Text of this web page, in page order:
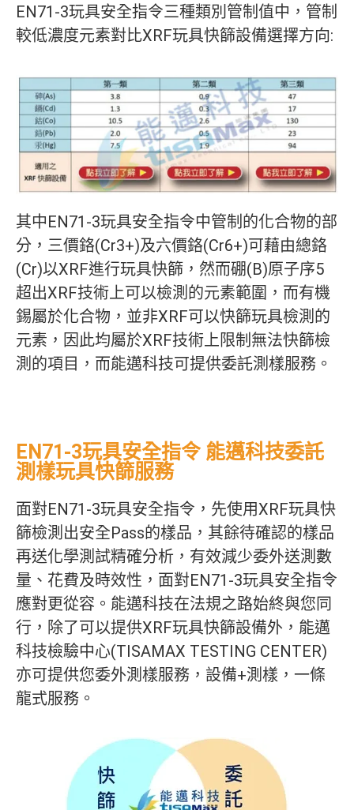
EN71-3玩具安全指令三種類別管制值中，管制
較低濃度元素對比XRF玩具快篩設備選擇方向:
其中EN71-3玩具安全指令中管制的化合物的部
分，三價鉻(Cr3+)及六價鉻(Cr6+)可藉由總鉻
(Cr)以XRF進行玩具快篩，然而硼(B)原子序5
超出XRF技術上可以檢測的元素範圍，而有機
錫屬於化合物，並非XRF可以快篩玩具檢測的
元素，因此均屬於XRF技術上限制無法快篩檢
測的項目，而能邁科技可提供委託測樣服務。
EN71-3玩具安全指令 能邁科技委託
測樣玩具快篩服務
面對EN71-3玩具安全指令，先使用XRF玩具快
篩檢測出安全Pass的樣品，其餘待確認的樣品
再送化學測試精確分析，有效減少委外送測數
量、花費及時效性，面對EN71-3玩具安全指令
應對更從容。能邁科技在法規之路始終與您同
行，除了可以提供XRF玩具快篩設備外，能邁
科技檢驗中心(TISAMAX TESTING CENTER)
亦可提供您委外測樣服務，設備+測樣，一條
龍式服務。